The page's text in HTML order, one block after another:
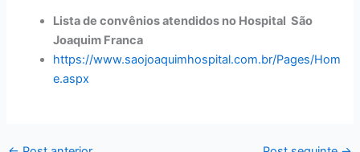
Lista de convênios atendidos no Hospital São
Joaquim Franca
https://www.saojoaquimhospital.com.br/Pages/Hom
e.aspx